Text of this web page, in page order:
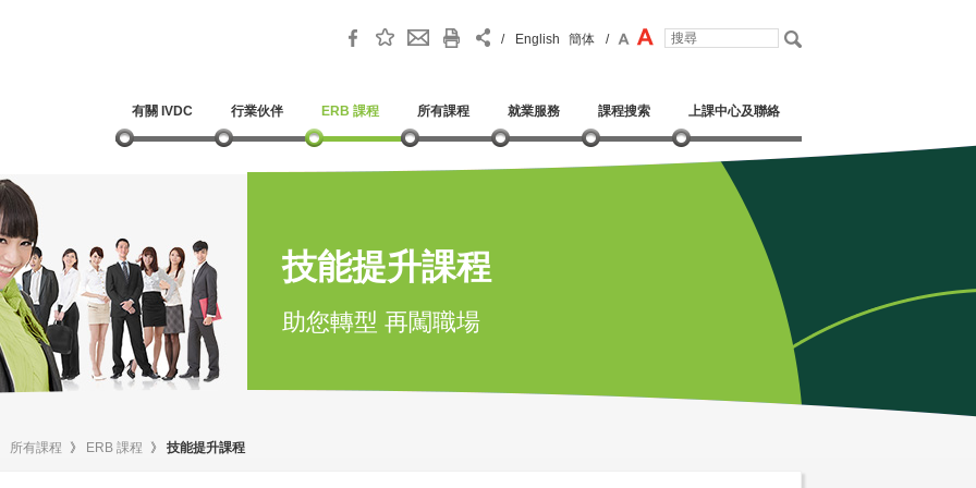
/ English 簡体 /
有關 IVDC 行業伙伴 ERB 課程 所有課程 就業服務 課程搜索 上課中心及聯絡
技能提升課程
助您轉型 再闖職場
所有課程 》 ERB 課程 》 技能提升課程